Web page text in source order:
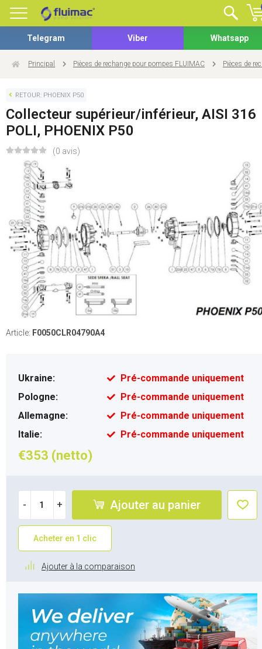
Telegram Viber Whatsapp
Principal Pièces de rechange pour pompes FLUIMAC Pièces de
RETOUR: PHOENIX P50
Collecteur supérieur/inférieur, AISI 316
POLI, PHOENIX P50
(0 avis)
Article: F0050CLR04790A4
Ukraine:
Pré-commande uniquement
Pologne:
Pré-commande uniquement
Allemagne:
Pré-commande uniquement
Italie:
Pré-commande uniquement
€353 (netto)
- + Ajouter au panier
Acheter en 1 clic
Ajouter à la comparaison